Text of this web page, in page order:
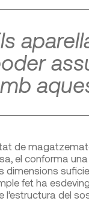
de
el conforma
dimensions
fet ha
l’estructura del